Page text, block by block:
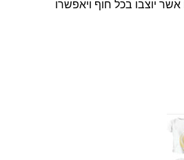
אשר יוצבו בכל חוף ויאפשרו